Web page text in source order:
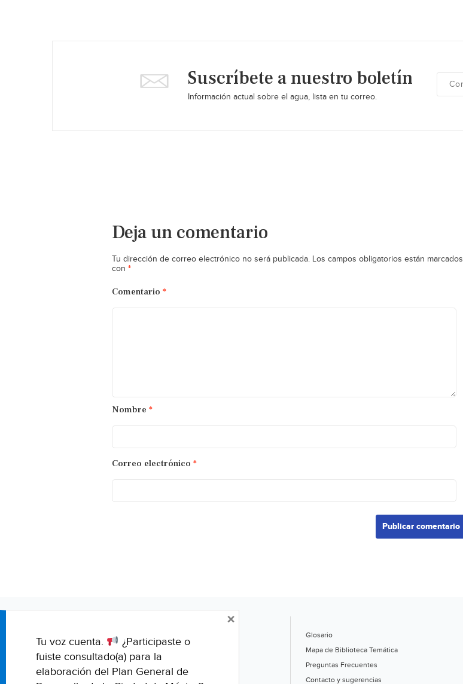
Suscríbete a nuestro boletín
Información actual sobre el agua, lista en tu correo.
Deja un comentario
Tu dirección de correo electrónico no será publicada. Los campos obligatorios están marcados
con *
Comentario *
Nombre *
Correo electrónico *
Glosario
Mapa de Biblioteca Temática
Preguntas Frecuentes
Contacto y sugerencias
Tu voz cuenta.
¿Participaste o
fuiste consultado(a) para la
elaboración del Plan General de
×